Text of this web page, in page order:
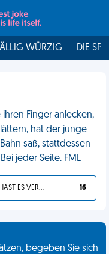
WÜRZIG DIE
Finger anlecken,
hat der junge
saß, stattdessen
jeder Seite. FML
DU HAST ES VERDIENT 16
begeben Sie sich